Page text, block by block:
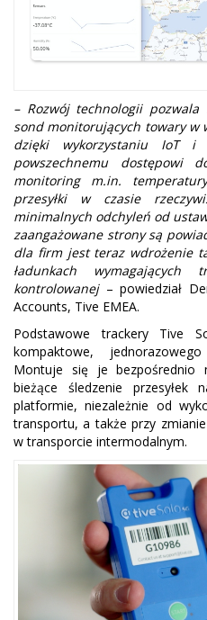
– Rozwój technologii
sond monitorujących towary w
dzięki wykorzystaniu IoT i
powszechnemu dostępowi
monitoring m.in.
przesyłki w czasie
minimalnych odchyleń od
zaangażowane strony są
dla firm jest teraz wdrożenie
ładunkach
kontrolowanej– powiedział
Accounts, Tive EMEA.
Podstawowe trackery Tive
kompaktowe,
Montuje się je bezpośrednio
bieżące śledzenie przesyłek
platformie, niezależnie od
transportu, a także przy
w transporcie intermodalnym.